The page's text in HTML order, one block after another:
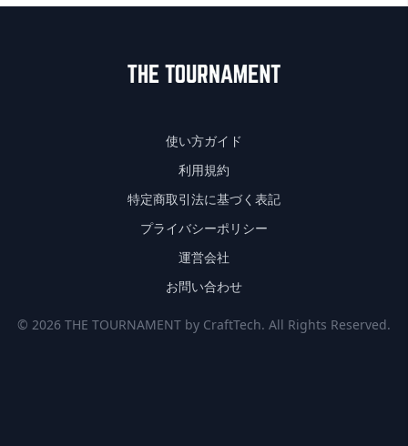
使い方ガイド
利用規約
特定商取引法に基づく表記
プライバシーポリシー
運営会社
お問い合わせ
© 2026 THE TOURNAMENT by CraftTech. All Rights Reserved.